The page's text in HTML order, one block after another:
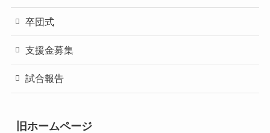
卒団式
支援金募集
試合報告
旧ホームページ